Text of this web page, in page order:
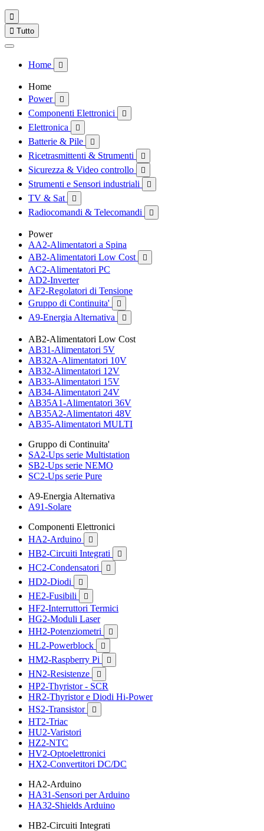

 Tutto
Home 
Home
Power

Componenti Elettronici 
Elettronica 
Batterie & Pile 
Ricetrasmittenti & Strumenti 
Sicurezza & Video controllo 
Strumenti e Sensori industriali 
TV & Sat 
Radiocomandi & Telecomandi 
Power
AA2-Alimentatori a Spina
AB2-Alimentatori Low Cost

AC2-Alimentatori PC
AD2-Inverter
AF2-Regolatori di Tensione
Gruppo di Continuita'

A9-Energia Alternativa 
AB2-Alimentatori Low Cost
AB31-Alimentatori 5V
AB32A-Alimentatori 10V
AB32-Alimentatori 12V
AB33-Alimentatori 15V
AB34-Alimentatori 24V
AB35A1-Alimentatori 36V
AB35A2-Alimentatori 48V
AB35-Alimentatori MULTI
Gruppo di Continuita'
SA2-Ups serie Multistation
SB2-Ups serie NEMO
SC2-Ups serie Pure
A9-Energia Alternativa
A91-Solare
Componenti Elettronici
HA2-Arduino

HB2-Circuiti Integrati 
HC2-Condensatori 
HD2-Diodi 
HE2-Fusibili 
HF2-Interruttori Termici
HG2-Moduli Laser
HH2-Potenziometri

HL2-Powerblock 
HM2-Raspberry Pi 
HN2-Resistenze 
HP2-Thyristor - SCR
HR2-Thyristor e Diodi Hi-Power
HS2-Transistor

HT2-Triac
HU2-Varistori
HZ2-NTC
HV2-Optoelettronici
HX2-Convertitori DC/DC
HA2-Arduino
HA31-Sensori per Arduino
HA32-Shields Arduino
HB2-Circuiti Integrati